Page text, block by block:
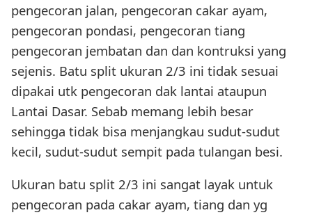
pengecoran jalan, pengecoran cakar ayam,
pengecoran pondasi, pengecoran tiang
pengecoran jembatan dan dan kontruksi yang
sejenis. Batu split ukuran 2/3 ini tidak sesuai
dipakai utk pengecoran dak lantai ataupun
Lantai Dasar. Sebab memang lebih besar
sehingga tidak bisa menjangkau sudut-sudut
kecil, sudut-sudut sempit pada tulangan besi.
Ukuran batu split 2/3 ini sangat layak untuk
pengecoran pada cakar ayam, tiang dan yg